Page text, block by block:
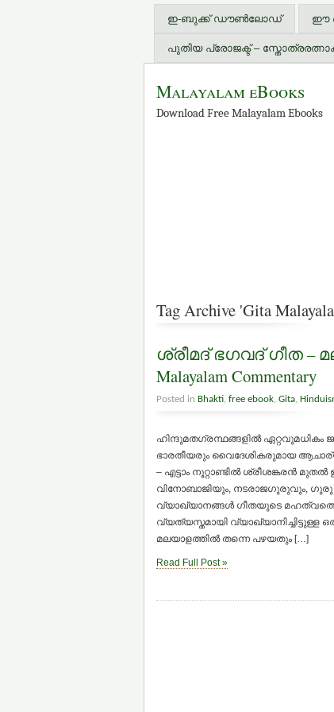
ഇ-ബുക്ക് ഡൗണ്‍ലോഡ് ഈ
പുതിയ പ്രോജക്ട് –
Malayalam eBooks
Download Free Malayalam Ebooks
Tag Archive 'Gita
ശ്രീമദ് ഭഗവദ് ഗീത –
Malayalam Commentary
Posted in Bhakti, free ebook, Gita,
ഹിന്ദുമതഗ്രന്ഥങ്ങളില്‍
ഭാരതീയരും വൈദേശികരുമായ
– എട്ടാം നൂറ്റാണ്ടില്‍ ശ്രീശങ്കരന്‍ മുതല്‍
വിനോബാജിയും, നടരാജഗുരുവും,
വ്യാഖ്യാനങ്ങള്‍ ഗീതയുടെ
വ്യത്യസ്തമായി
മലയാളത്തില്‍ തന്നെ പഴയതും […]
Read Full Post »